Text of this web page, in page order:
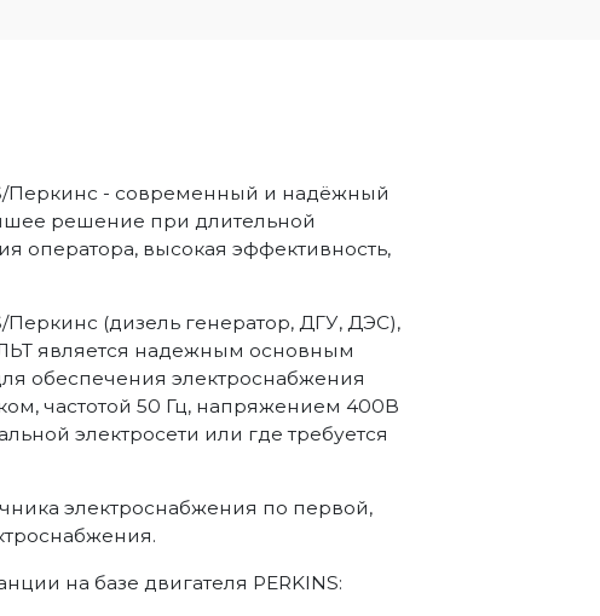
Перкинс - современный и надёжный
решение при длительной
оператора, высокая эффективность,
Перкинс (дизель генератор, ДГУ, ДЭС),
является надежным основным
обеспечения электроснабжения
частотой 50 Гц, напряжением 400В
электросети или где требуется
электроснабжения по первой,
на базе двигателя PERKINS: